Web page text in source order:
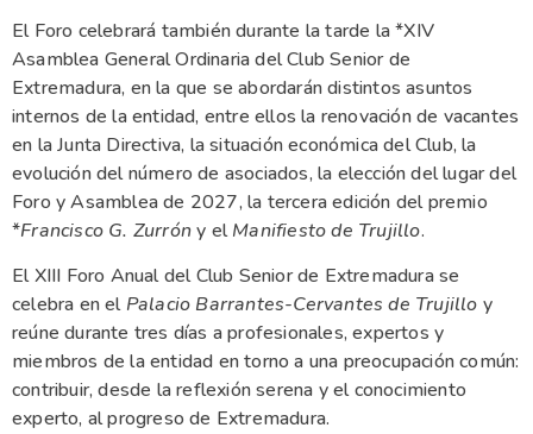
El Foro celebrará también durante la tarde la *XIV
Asamblea General Ordinaria del Club Senior de
Extremadura, en la que se abordarán distintos asuntos
internos de la entidad, entre ellos la renovación de vacantes
en la Junta Directiva, la situación económica del Club, la
evolución del número de asociados, la elección del lugar del
Foro y Asamblea de 2027, la tercera edición del premio
*Francisco G. Zurróny elManifiesto de Trujillo.
El XIII Foro Anual del Club Senior de Extremadura se
celebra en el Palacio Barrantes-Cervantes de Trujillo y
reúne durante tres días a profesionales, expertos y
miembros de la entidad en torno a una preocupación común:
contribuir, desde la reflexión serena y el conocimiento
experto, al progreso de Extremadura.